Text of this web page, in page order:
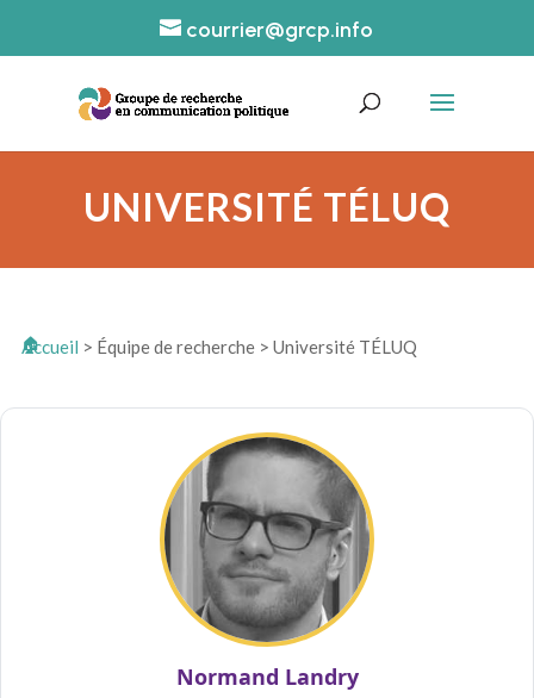
courrier@grcp.info
UNIVERSITÉ TÉLUQ
Accueil > Équipe de recherche > Université TÉLUQ
Normand Landry